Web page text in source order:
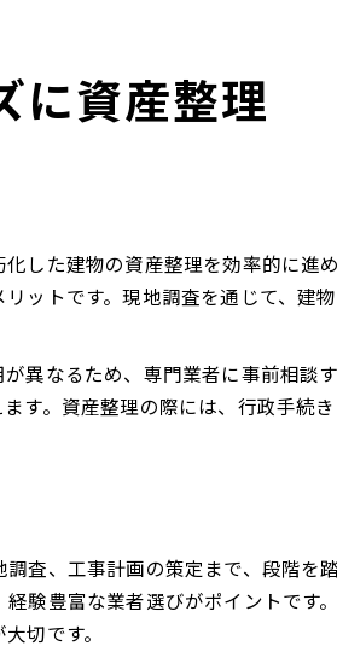
に資産整理
した建物の資産整理を効率的に進
ットです。現地調査を通じて、建
異なるため、専門業者に事前相談
す。資産整理の際には、行政手続
査、工事計画の策定まで、段階
験豊富な業者選びがポイントです
切です。